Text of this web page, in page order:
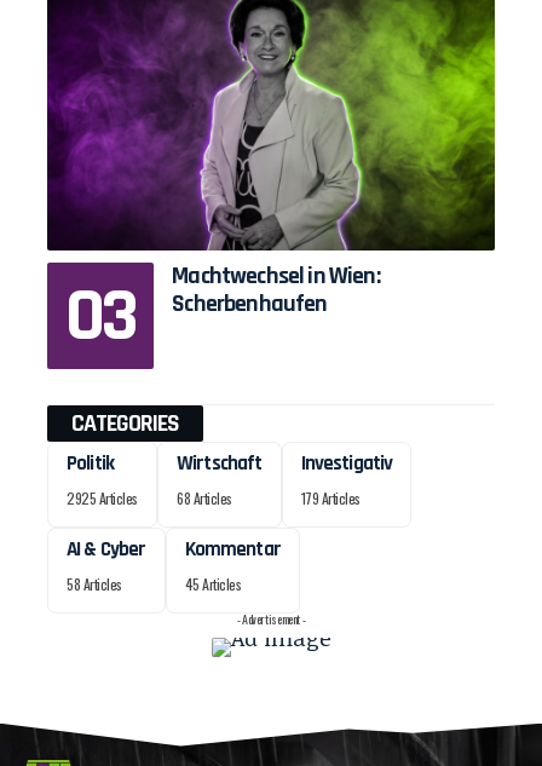
Machtwechsel in Wien:
Scherbenhaufen
CATEGORIES
Politik
2925 Articles
Wirtschaft
68 Articles
Investigativ
179 Articles
AI & Cyber
58 Articles
Kommentar
45 Articles
- Advertisement -